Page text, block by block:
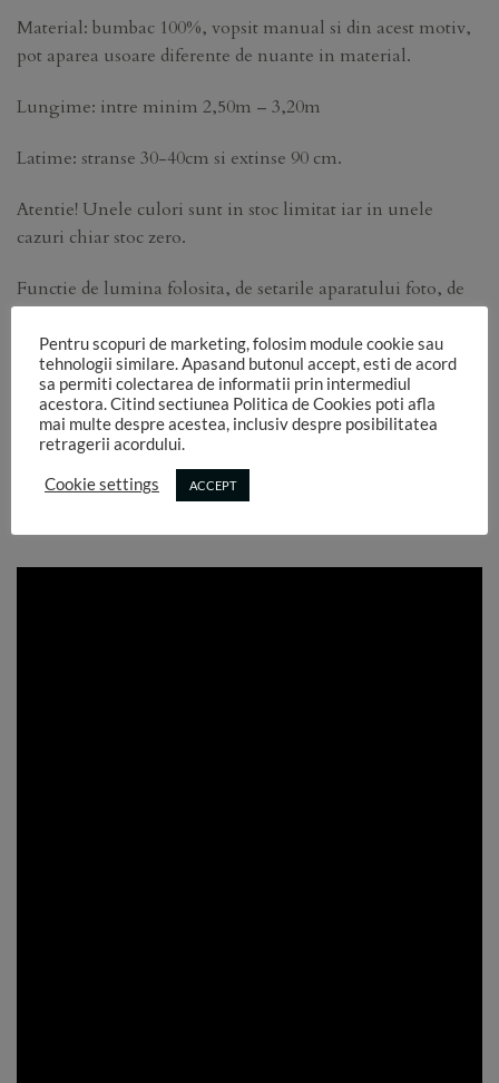
Material: bumbac 100%, vopsit manual si din acest motiv,
pot aparea usoare diferente de nuante in material.
Lungime: intre minim 2,50m – 3,20m
Latime: stranse 30-40cm si extinse 90 cm.
Atentie! Unele culori sunt in stoc limitat iar in unele
cazuri chiar stoc zero.
Functie de lumina folosita, de setarile aparatului foto, de
culorile pot sa difere in realitate.
Am atasat un chart de culori care poate sa ajute mai bine la
identificarea nuantelor.
Daca cumva gasiti denumiri identice, va rog sa comandati
culoarea pe care o vedeti in imaginea respectiva, tinand
cont de cifra nu de denumire!
Pentru scopuri de marketing, folosim module cookie sau
tehnologii similare. Apasand butonul accept, esti de acord
sa permiti colectarea de informatii prin intermediul
acestora. Citind sectiunea Politica de Cookies poti afla
mai multe despre acestea, inclusiv despre posibilitatea
retragerii acordului.
Cookie settings ACCEPT